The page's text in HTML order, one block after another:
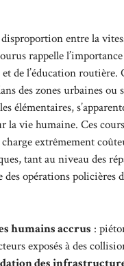
entre la
rappelle
de l’éducation routière.
des zones urbaines ou
élémentaires,
la vie humaine. Ces
extrêmement
tant au niveau des
des opérations policières
humains accrus :
exposés à des
des